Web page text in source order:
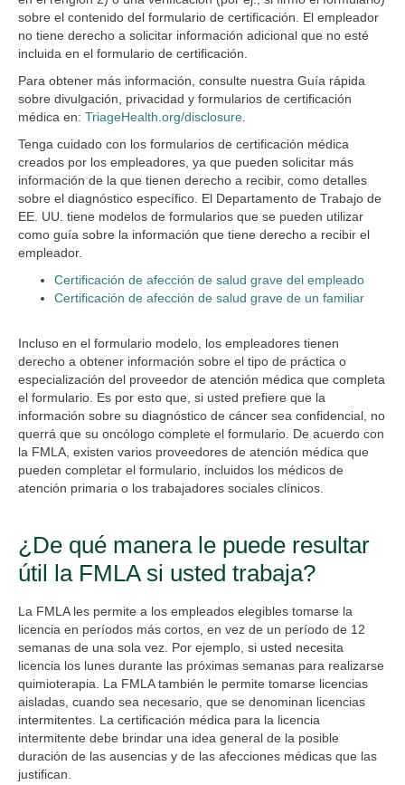
sobre el contenido del formulario de certificación. El empleador
no tiene derecho a solicitar información adicional que no esté
incluida en el formulario de certificación.
Para obtener más información, consulte nuestra Guía rápida
sobre divulgación, privacidad y formularios de certificación
médica en: TriageHealth.org/disclosure
Tenga cuidado con los formularios de certificación médica
creados por los empleadores, ya que pueden solicitar más
información de la que tienen derecho a recibir, como detalles
sobre el diagnóstico específico. El Departamento de Trabajo de
EE. UU. tiene modelos de formularios que se pueden utilizar
como guía sobre la información que tiene derecho a recibir el
empleador.
Certificación de afección de salud grave del empleado
Certificación de afección de salud grave de un familiar
Incluso en el formulario modelo, los empleadores tienen
derecho a obtener información sobre el tipo de práctica o
especialización del proveedor de atención médica que completa
el formulario. Es por esto que, si usted prefiere que la
información sobre su diagnóstico de cáncer sea confidencial, no
querrá que su oncólogo complete el formulario. De acuerdo con
la FMLA, existen varios proveedores de atención médica que
pueden completar el formulario, incluidos los médicos de
atención primaria o los trabajadores sociales clínicos.
¿De qué manera le puede resultar
útil la FMLA si usted trabaja?
La FMLA les permite a los empleados elegibles tomarse la
licencia en períodos más cortos, en vez de un período de 12
semanas de una sola vez. Por ejemplo, si usted necesita
licencia los lunes durante las próximas semanas para realizarse
quimioterapia. La FMLA también le permite tomarse licencias
aisladas, cuando sea necesario, que se denominan licencias
intermitentes. La certificación médica para la licencia
intermitente debe brindar una idea general de la posible
duración de las ausencias y de las afecciones médicas que las
justifican.